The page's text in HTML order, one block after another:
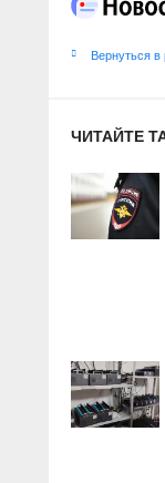
Вернуться в
ЧИТАЙТЕ